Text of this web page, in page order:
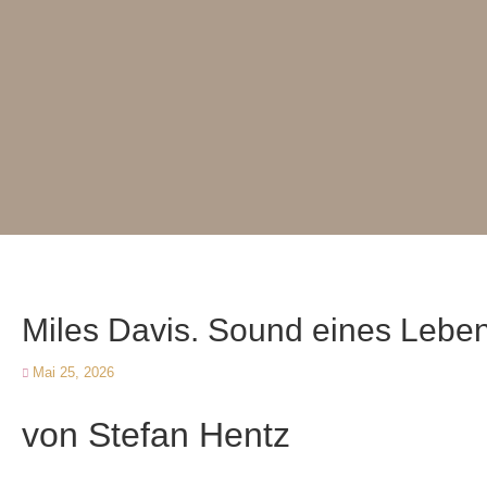
Miles Davis. Sound eines
Mai 25, 2026
von Stefan Hentz